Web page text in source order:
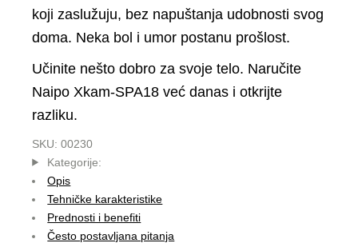
koji zaslužuju, bez napuštanja udobnosti svog
doma. Neka bol i umor postanu prošlost.
Učinite nešto dobro za svoje telo. Naručite
Naipo Xkam-SPA18 već danas i otkrijte
razliku.
SKU:00230
Kategorije:
Opis
Tehničke karakteristike
Prednosti i benefiti
Često postavljana pitanja